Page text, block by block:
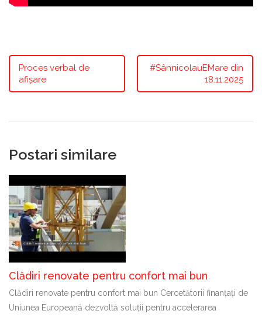
Proces verbal de
afișare
#SânnicolauEMare din
18.11.2025
Postari similare
Clădiri renovate pentru confort mai bun
Clădiri renovate pentru confort mai bun Cercetătorii finanțați de
Uniunea Europeană dezvoltă soluții pentru accelerarea